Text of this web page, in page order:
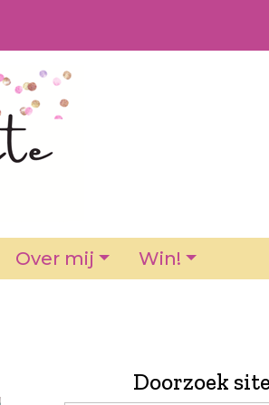
Over mij Win!
Doorzoek site